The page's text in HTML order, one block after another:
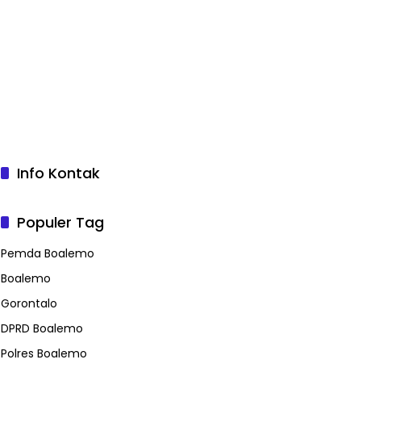
Info Kontak
Populer Tag
Pemda Boalemo
Boalemo
Gorontalo
DPRD Boalemo
Polres Boalemo